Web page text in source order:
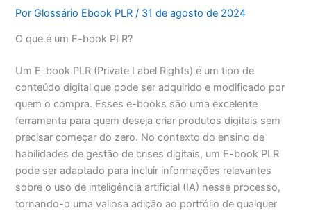
PorGlossário Ebook PLR/ 31 de agosto de 2024
O que é um E-book PLR?
Um E-book PLR (Private Label Rights) é um tipo de
conteúdo digital que pode ser adquirido e modificado por
quem o compra. Esses e-books são uma excelente
ferramenta para quem deseja criar produtos digitais sem
precisar começar do zero. No contexto do ensino de
habilidades de gestão de crises digitais, um E-book PLR
pode ser adaptado para incluir informações relevantes
sobre o uso de inteligência artificial (IA) nesse processo,
tornando-o uma valiosa adição ao portfólio de qualquer